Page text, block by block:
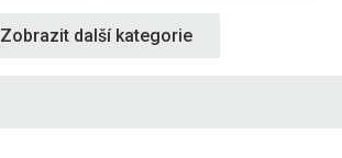
Zobrazit další kategorie